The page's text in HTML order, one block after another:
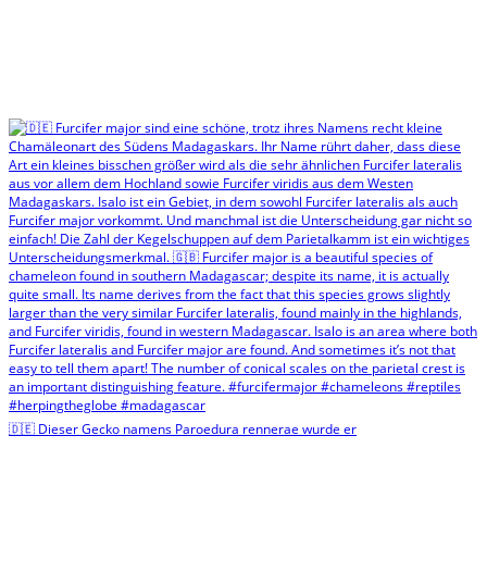
🇩🇪 Dieser Gecko namens Paroedura rennerae wurde er